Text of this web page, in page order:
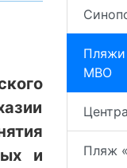
и
Пляжи
МВО
Пляж